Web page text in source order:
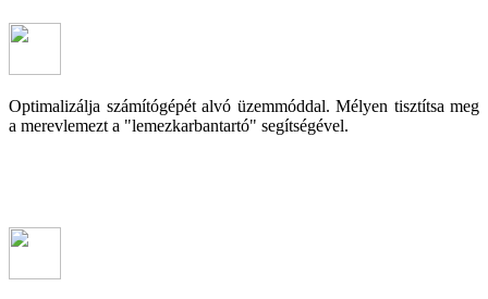
Optimalizálja számítógépét alvó üzemmóddal. Mélyen tisztítsa meg
a merevlemezt a "lemezkarbantartó" segítségével.